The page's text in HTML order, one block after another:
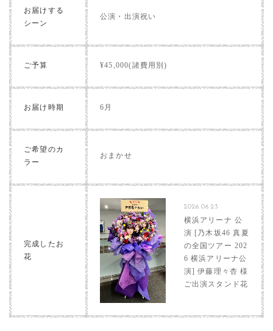
お届けする
シーン
公演・出演祝い
ご予算 ¥45,000(諸費用別)
お届け時期 6月
ご希望のカ
ラー
おまかせ
完成したお
花
2026.06.23
横浜アリーナ 公
演 [乃木坂46 真夏
の全国ツアー 202
6 横浜アリーナ公
演] 伊藤理々杏 様
ご出演スタンド花